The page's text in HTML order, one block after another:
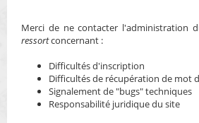
Merci de ne contacter l'administration
ressortconcernant :
Difficultés d'inscription
Difficultés de récupération de mot
Signalement de "bugs" techniques
Responsabilité juridique du site